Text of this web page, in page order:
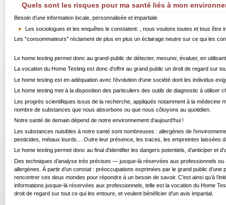
Quels sont les risques pour ma santé liés à mon
Besoin d'une information locale, personnalisée et impartiale
Les sociologues et les enquêtes le constatent: , nous voulons toutes et tous être
Les "consommateurs" réclament de plus en plus un éclairage neutre sur ce qui les
Le home testing permet donc au grand-public de détecter, mesurer, évaluer, en
La vocation du Home Testing est donc d'offrir au grand public un droit de regard sur
Le home testing est en adéquation avec l'évolution d'une société dont les individus
Le home testing met à la disposition des particuliers des outils de diagnostic à utiliser
Les progrès scientifiques issus de la recherche, appliqués notamment à la médecine
nombre de substances que nous absorbons ou que nous côtoyons au quotidien.
Notre santé de demain dépend de notre environnement d'aujourd'hui !
Les substances nuisibles à notre santé sont nombreuses : allergènes de
pesticides, métaux lourds… Outre leur présence, les traces, les empreintes laissées
Le home testing permet donc au final d'identifier les dangers potentiels, d'anticiper et
Des techniques d’analyse très précises — jusque-là réservées aux professionnels
allergènes. À partir d’un constat : préoccupations exprimées par le grand public
rencontrer ces deux mondes pour répondre à un besoin de savoir. C’est ainsi qu’à
informations jusque-là réservées aux professionnels, telle est la vocation du Home
droit de regard sur tout ce qui les entoure, et veulent bénéficier d’un avis impartial.